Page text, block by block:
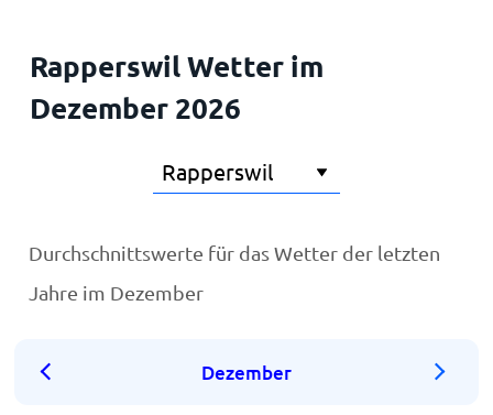
Rapperswil Wetter im
Dezember 2026
Durchschnittswerte für das Wetter der letzten
Jahre im Dezember
Dezember